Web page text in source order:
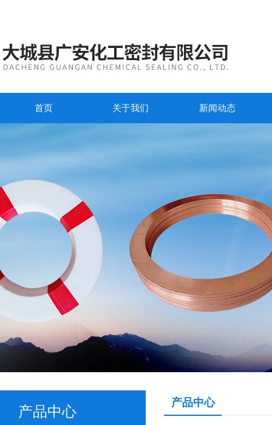
首页 关于我们 新闻动态
产品中心
产品中心